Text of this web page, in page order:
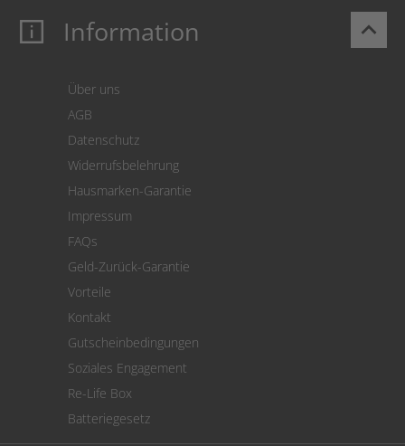
Mein Konto
Cookie Einstellungen
keyboard_arrow_up
Information
Über uns
AGB
Datenschutz
Widerrufsbelehrung
Hausmarken-Garantie
Impressum
FAQs
Geld-Zurück-Garantie
Vorteile
Kontakt
Gutscheinbedingungen
Soziales Engagement
Re-Life Box
Batteriegesetz